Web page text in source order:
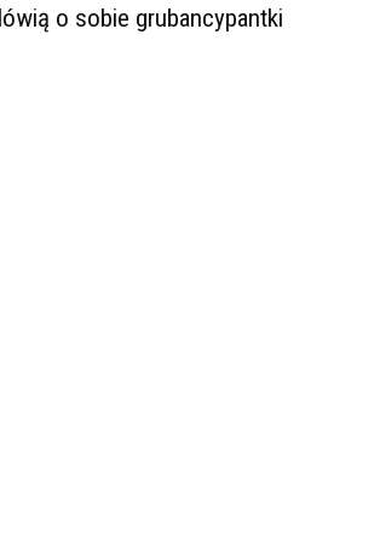
o sobie grubancypantki